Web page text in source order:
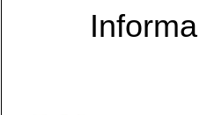
Informa